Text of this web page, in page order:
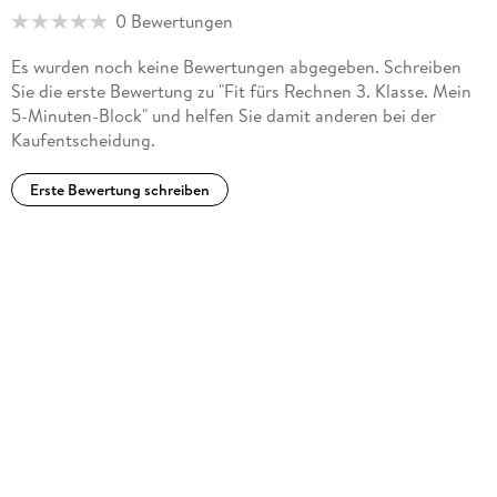
0 Bewertungen
Es wurden noch keine Bewertungen abgegeben. Schreiben
Sie die erste Bewertung zu "Fit fürs Rechnen 3. Klasse. Mein
5-Minuten-Block" und helfen Sie damit anderen bei der
Kaufentscheidung.
Erste Bewertung schreiben